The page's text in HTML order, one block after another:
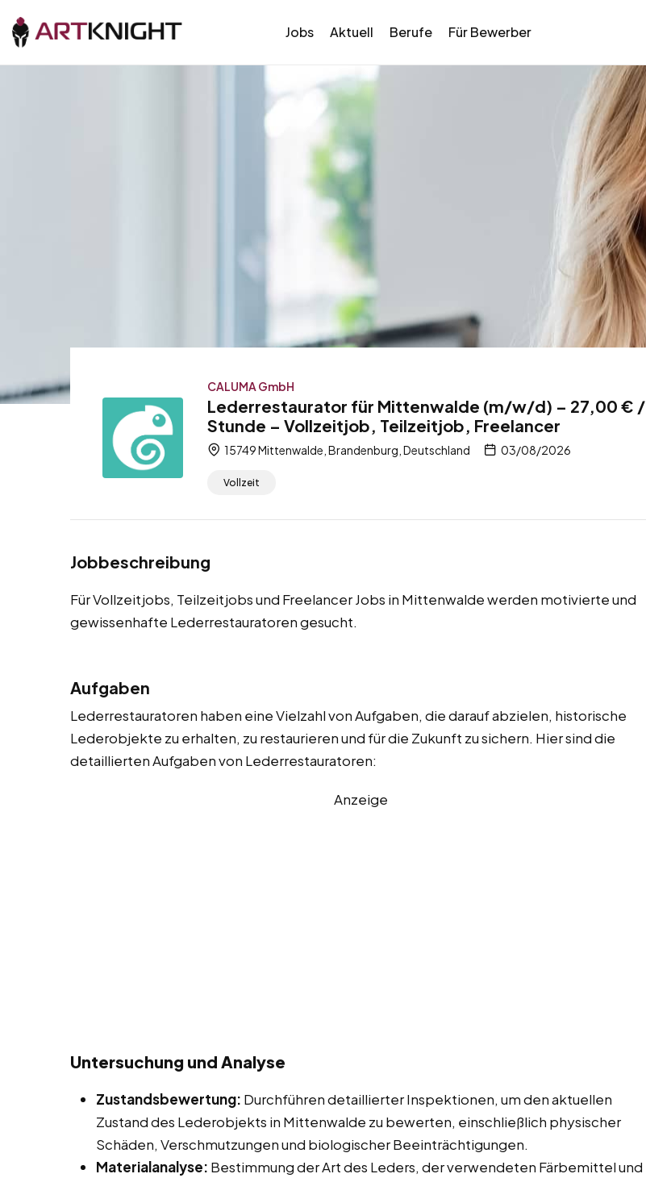
Jobs Aktuell Berufe Für Bewerber
CALUMA GmbH
Lederrestaurator für Mittenwalde (m/w/d) – 27,00 € /
Stunde – Vollzeitjob, Teilzeitjob, Freelancer
15749 Mittenwalde, Brandenburg, Deutschland 03/08/2026
Vollzeit
Jobbeschreibung
Für Vollzeitjobs, Teilzeitjobs und Freelancer Jobs in Mittenwalde werden motivierte und
gewissenhafte Lederrestauratoren gesucht.
Aufgaben
Lederrestauratoren haben eine Vielzahl von Aufgaben, die darauf abzielen, historische
Lederobjekte zu erhalten, zu restaurieren und für die Zukunft zu sichern. Hier sind die
detaillierten Aufgaben von Lederrestauratoren:
Anzeige
Untersuchung und Analyse
Zustandsbewertung: Durchführen detaillierter Inspektionen, um den aktuellen
Zustand des Lederobjekts in Mittenwalde zu bewerten, einschließlich physischer
Schäden, Verschmutzungen und biologischer Beeinträchtigungen.
Materialanalyse: Bestimmung der Art des Leders, der verwendeten Färbemittel und